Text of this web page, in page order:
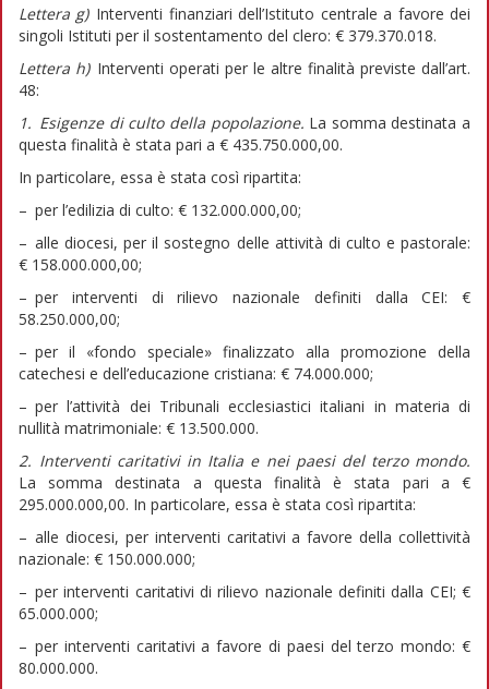
Lettera g)Interventi finanziari dell’Istituto centrale a favore dei
singoli Istituti per il sostentamento del clero: € 379.370.018.
Lettera h)Interventi operati per le altre finalità previste dall’art.
48:
1. Esigenze di culto della popolazione. La somma destinata a
questa finalità è stata pari a € 435.750.000,00.
In particolare, essa è stata così ripartita:
– per l’edilizia di culto: € 132.000.000,00;
– alle diocesi, per il sostegno delle attività di culto e pastorale:
€ 158.000.000,00;
– per interventi di rilievo nazionale definiti dalla CEI: €
58.250.000,00;
– per il «fondo speciale» finalizzato alla promozione della
catechesi e dell’educazione cristiana: € 74.000.000;
– per l’attività dei Tribunali ecclesiastici italiani in materia di
nullità matrimoniale: € 13.500.000.
2. Interventi caritativi in Italia e nei paesi del terzo mondo.
La somma destinata a questa finalità è stata pari a €
295.000.000,00. In particolare, essa è stata così ripartita:
– alle diocesi, per interventi caritativi a favore della collettività
nazionale: € 150.000.000;
– per interventi caritativi di rilievo nazionale definiti dalla CEI; €
65.000.000;
– per interventi caritativi a favore di paesi del terzo mondo: €
80.000.000.